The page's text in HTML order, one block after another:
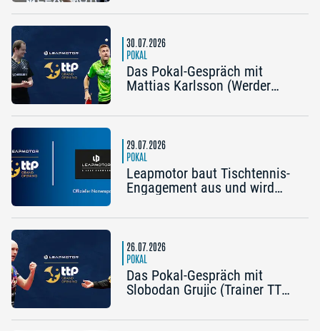
Tickets zum Preis von zwei
30.07.2026
POKAL
Das Pokal-Gespräch mit
Mattias Karlsson (Werder
(Trainer TTC Schwalbe
die frühe Chance auf etwas
Besonderes“
29.07.2026
POKAL
Leapmotor baut Tischtennis-
Engagement aus und wird
Grand Opening 2026 in
26.07.2026
POKAL
Das Pokal-Gespräch mit
Slobodan Grujic (Trainer TTC
Bad Homburg) und Daniel